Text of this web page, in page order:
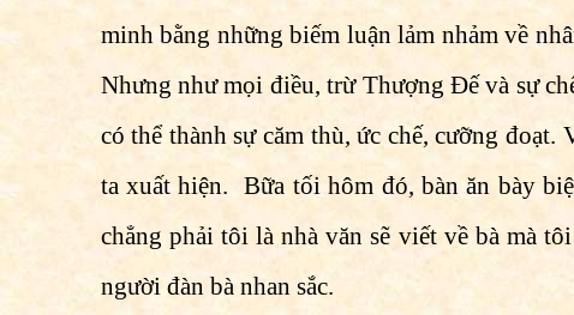
minh bằng những biếm luận lảm nhảm về
Nhưng như mọi điều, trừ Thượng Ðế và sự
có thể thành sự căm thù, ức chế, cưỡng
ta xuất hiện. Bữa tối hôm đó, bàn ăn bày
chẳng phải tôi là nhà văn sẽ viết về bà mà
người đàn bà nhan sắc.